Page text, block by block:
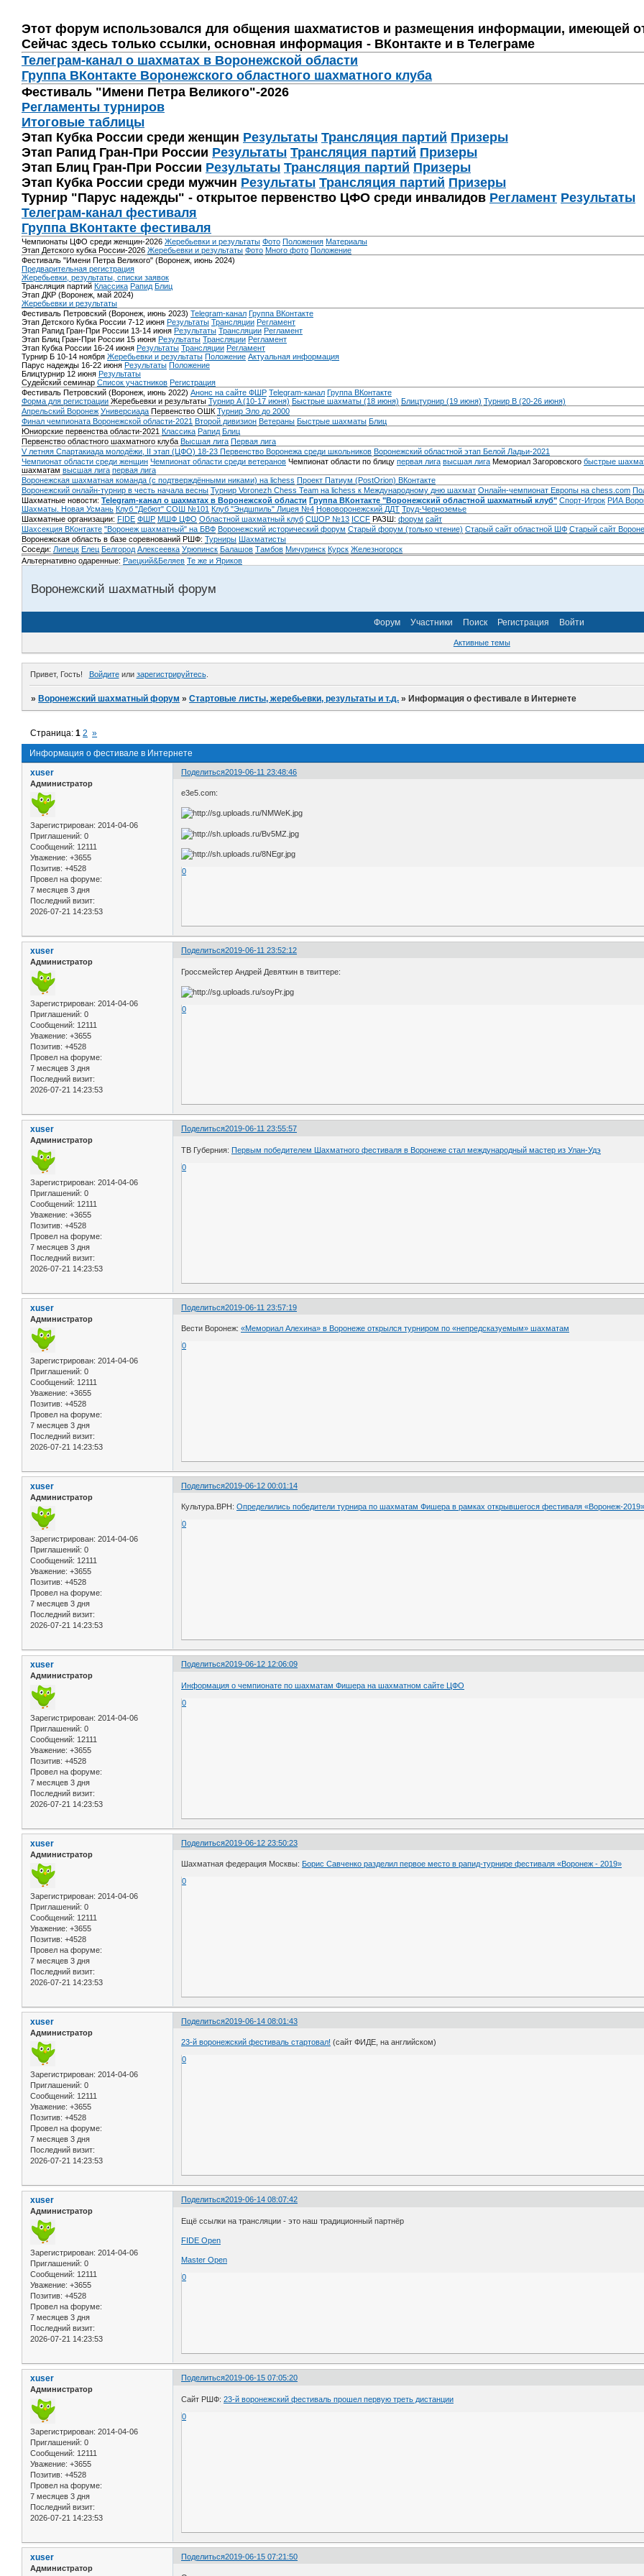
Этот форум использовался для общения шахматистов и размещения информации, имеющей
Сейчас здесь только ссылки, основная информация - ВКонтакте и в Телеграме
Телеграм-канал о шахматах в Воронежской области
Группа ВКонтакте Воронежского областного шахматного клуба
Фестиваль "Имени Петра Великого"-2026
Регламенты турниров
Итоговые таблицы
Этап Кубка России среди женщин Результаты Трансляция партий Призеры
Этап Рапид Гран-При России Результаты Трансляция партий Призеры
Этап Блиц Гран-При России Результаты Трансляция партий Призеры
Этап Кубка России среди мужчин Результаты Трансляция партий Призеры
Турнир "Парус надежды" - открытое первенство ЦФО среди инвалидов Регламент Результаты
Телеграм-канал фестиваля
Группа ВКонтакте фестиваля
Чемпионаты ЦФО среди женщин-2026 Жеребьевки и результаты Фото Положения Материалы
Этап Детского кубка России-2026 Жеребьевки и результаты Фото Много фото Положение
Фестиваль "Имени Петра Великого" (Воронеж, июнь 2024)
Предварительная регистрация
Жеребьевки, результаты, списки заявок
Трансляция партий Классика Рапид Блиц
Этап ДКР (Воронеж, май 2024)
Жеребьевки и результаты
Фестиваль Петровский (Воронеж, июнь 2023) Telegram-канал Группа ВКонтакте
Этап Детского Кубка России 7-12 июня Результаты Трансляции Регламент
Этап Рапид Гран-При России 13-14 июня Результаты Трансляции Регламент
Этап Блиц Гран-При России 15 июня Результаты Трансляции Регламент
Этап Кубка России 16-24 июня Результаты Трансляции Регламент
Турнир Б 10-14 ноября Жеребьевки и результаты Положение Актуальная информация
Парус надежды 16-22 июня Результаты Положение
Блицтурнир 12 июня Результаты
Судейский семинар Список участников Регистрация
Фестиваль Петровский (Воронеж, июнь 2022) Анонс на сайте ФШР Telegram-канал Группа ВКонтакте
Форма для регистрации Жеребьевки и результаты Турнир A (10-17 июня) Быстрые шахматы (18 июня) Блицтурнир (19 июня) Турнир B (20-26 июня)
Апрельский Воронеж Универсиада Первенство ОШК Турнир Эло до 2000
Финал чемпионата Воронежской области-2021 Второй дивизион Ветераны Быстрые шахматы Блиц
Юниорские первенства области-2021 Классика Рапид Блиц
Первенство областного шахматного клуба Высшая лига Первая лига
V летняя Спартакиада молодёжи, II этап (ЦФО) 18-23 Первенство Воронежа среди школьников Воронежский областной этап Белой Ладьи-2021
Чемпионат области среди женщин Чемпионат области среди ветеранов Чемпионат области по блицу первая лига высшая лига Мемориал Загоровского быстрые
шахматам высшая лига первая лига
Воронежская шахматная команда (с подтверждёнными никами) на lichess Проект Патиум (PostOrion) ВКонтакте
Воронежский онлайн-турнир в честь начала весны Турнир Voronezh Chess Team на lichess к Международному дню шахмат Онлайн-чемпионат Европы на chess.com
Шахматные новости: Telegram-канал о шахматах в Воронежской области Группа ВКонтакте "Воронежский областной шахматный клуб" Спорт-Игрок РИА
Шахматы. Новая Усмань Клуб "Дебют" СОШ №101 Клуб "Эндшпиль" Лицея №4 Нововоронежский ДДТ Труд-Черноземье
Шахматные организации: FIDE ФШР МШФ ЦФО Областной шахматный клуб СШОР №13 ICCF РАЗШ: форум сайт
Шахсекция ВКонтакте "Воронеж шахматный" на БВФ Воронежский исторический форум Cтарый форум (только чтение) Старый сайт областной ШФ Старый сайт
Воронежская область в базе соревнований РШФ: Турниры Шахматисты
Соседи: Липецк Елец Белгород Алексеевка Урюпинск Балашов Тамбов Мичуринск Курск Железногорск
Альтернативно одаренные: Раецкий&Беляев Те же и Яриков
Воронежский шахматный форум
Форум Участники Поиск Регистрация Войти
Активные темы
Привет, Гость! Войдитеили зарегистрируйтесь.
»Воронежский шахматный форум »Стартовые листы, жеребьевки, результаты и т.д. »Информация о фестивале в Интернете
Информация о фестивале в Интернете
Страница:1 2 »
Поделиться2019-06-11 23:48:46
xuser
Администратор
Зарегистрирован: 2014-04-06
Приглашений: 0
Сообщений: 12111
Уважение: +3655
Позитив: +4528
Провел на форуме:
7 месяцев 3 дня
Последний визит:
2026-07-21 14:23:53
e3e5.com:
0
Поделиться2019-06-11 23:52:12
xuser
Администратор
Зарегистрирован: 2014-04-06
Приглашений: 0
Сообщений: 12111
Уважение: +3655
Позитив: +4528
Провел на форуме:
7 месяцев 3 дня
Последний визит:
2026-07-21 14:23:53
Гроссмейстер Андрей Девяткин в твиттере:
0
Поделиться2019-06-11 23:55:57
xuser
Администратор
Зарегистрирован: 2014-04-06
Приглашений: 0
Сообщений: 12111
Уважение: +3655
Позитив: +4528
Провел на форуме:
7 месяцев 3 дня
Последний визит:
2026-07-21 14:23:53
ТВ Губерния:Первым победителем Шахматного фестиваля в Воронеже стал международный мастер из Улан-Удэ
0
Поделиться2019-06-11 23:57:19
xuser
Администратор
Зарегистрирован: 2014-04-06
Приглашений: 0
Сообщений: 12111
Уважение: +3655
Позитив: +4528
Провел на форуме:
7 месяцев 3 дня
Последний визит:
2026-07-21 14:23:53
Вести Воронеж:«Мемориал Алехина» в Воронеже открылся турниром по «непредсказуемым» шахматам
0
Поделиться2019-06-12 00:01:14
xuser
Администратор
Зарегистрирован: 2014-04-06
Приглашений: 0
Сообщений: 12111
Уважение: +3655
Позитив: +4528
Провел на форуме:
7 месяцев 3 дня
Последний визит:
2026-07-21 14:23:53
Культура.ВРН:Определились победители турнира по шахматам Фишера в рамках открывшегося фестиваля «Воронеж-
0
Поделиться2019-06-12 12:06:09
xuser
Администратор
Зарегистрирован: 2014-04-06
Приглашений: 0
Сообщений: 12111
Уважение: +3655
Позитив: +4528
Провел на форуме:
7 месяцев 3 дня
Последний визит:
2026-07-21 14:23:53
Информация о чемпионате по шахматам Фишера на шахматном сайте ЦФО
0
Поделиться2019-06-12 23:50:23
xuser
Администратор
Зарегистрирован: 2014-04-06
Приглашений: 0
Сообщений: 12111
Уважение: +3655
Позитив: +4528
Провел на форуме:
7 месяцев 3 дня
Последний визит:
2026-07-21 14:23:53
Шахматная федерация Москвы: Борис Савченко разделил первое место в рапид-турнире фестиваля «Воронеж - 2019»
0
Поделиться2019-06-14 08:01:43
xuser
Администратор
Зарегистрирован: 2014-04-06
Приглашений: 0
Сообщений: 12111
Уважение: +3655
Позитив: +4528
Провел на форуме:
7 месяцев 3 дня
Последний визит:
2026-07-21 14:23:53
23-й воронежский фестиваль стартовал! (сайт ФИДЕ, на английском)
0
Поделиться2019-06-14 08:07:42
xuser
Администратор
Зарегистрирован: 2014-04-06
Приглашений: 0
Сообщений: 12111
Уважение: +3655
Позитив: +4528
Провел на форуме:
7 месяцев 3 дня
Последний визит:
2026-07-21 14:23:53
Ещё ссылки на трансляции - это наш традиционный партнёр
FIDE Open
Master Open
0
Поделиться2019-06-15 07:05:20
xuser
Администратор
Зарегистрирован: 2014-04-06
Приглашений: 0
Сообщений: 12111
Уважение: +3655
Позитив: +4528
Провел на форуме:
7 месяцев 3 дня
Последний визит:
2026-07-21 14:23:53
Сайт РШФ:23-й воронежский фестиваль прошел первую треть дистанции
0
Поделиться2019-06-15 07:21:50
xuser
Администратор